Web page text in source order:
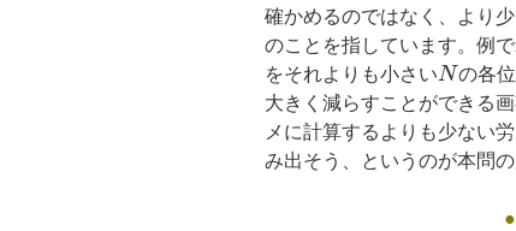
確かめるのではなく、より
のことを指しています。例
をそれよりも小さいN
Nの各
大きく減らすことができる
メに計算するよりも少ない
み出そう、というのが本問の